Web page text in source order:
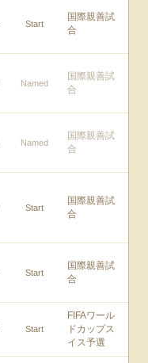
Start
国際親善試
合
Named
国際親善試
合
Named
国際親善試
合
Start
国際親善試
合
Start
国際親善試
合
Start
FIFAワール
ドカップス
イス予選